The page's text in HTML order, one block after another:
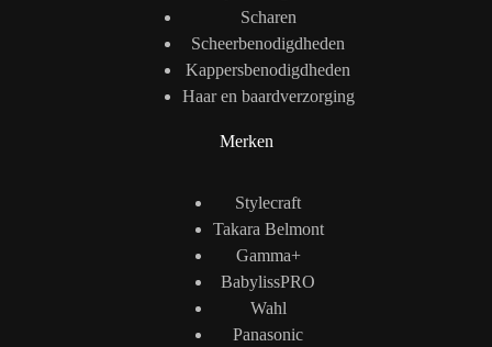
Scharen
Scheerbenodigdheden
Kappersbenodigdheden
Haar en baardverzorging
Merken
Stylecraft
Takara Belmont
Gamma+
BabylissPRO
Wahl
Panasonic